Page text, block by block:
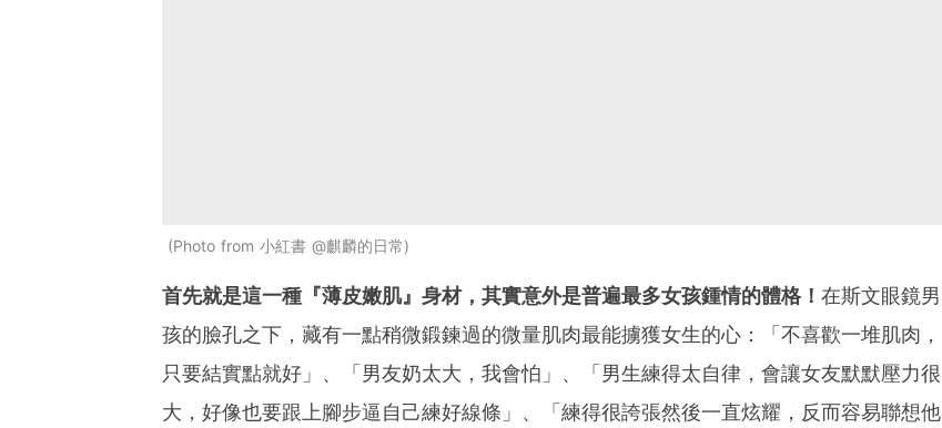
Photo from 小紅書 @麒麟的日常
首先就是這一種『薄皮嫩肌』身材，其實意外是普遍最多女孩鍾情的體格！ 在斯文眼鏡男
孩的臉孔之下，藏有一點稍微鍛鍊過的微量肌肉最能擄獲女生的心：「不喜歡一堆肌肉，
只要結實點就好」、「男友奶太大，我會怕」、「男生練得太自律，會讓女友默默壓力很
大，好像也要跟上腳步逼自己練好線條」、「練得很誇張然後一直炫耀，反而容易聯想他